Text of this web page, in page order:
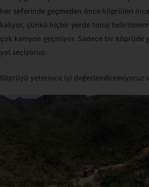
her seferinde geçmeden önce köprüleri
kalıyor, çünkü hiçbir yerde tonaj
çok kamyon geçmiyor. Sadece bir köprüde
yol seçiyoruz.
Köprüyü yeterince iyi değerlendiremiyoruz